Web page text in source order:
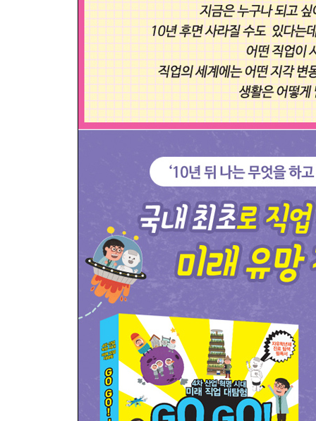
5장 1+1=2α, 협업으로 새로움을 만들어 내는 콜라
콜라보 월드에 대해 알아봐요!
콜라보 월드의 현재 직업을 알아봐요!
찾았다! 콜라보 월드의 미래 유망 직업
투자 분석가 / 신용 분석가 / 금융 상품 개발자 / 광
Interview 콜라보 월드 유망 직업인 광고 전문가
★ 미래학자가 예측하는 미래의 이색 직업⑤
6장 궁금한 건 못 참는다면 큐리어스 월드
큐리어스 월드에 대해 알아봐요!
찾았다! 큐리어스 월드의 미래 유망 직업
식용 곤충 연구원 / 예술 치료사 / 동물 보호 보안
농장 농부
Interview 큐리어스 월드 유망 직업인 사설 탐정
★ 미래학자가 예측하는 미래의 이색 직업⑥
7장 공감과 소통으로 무엇이든 해결하는 커뮤니
커뮤니 월드①에 대해 알아봐요!
커뮤니 월드①의 현재 직업을 알아봐요!
찾았다! 커뮤니 월드①의 미래 유망 직업
원격 진료 코디네이터 / 유전 상담사 / 보건 의료 정
Interview 커뮤니 월드① 유망 직업인 보건 의료 정